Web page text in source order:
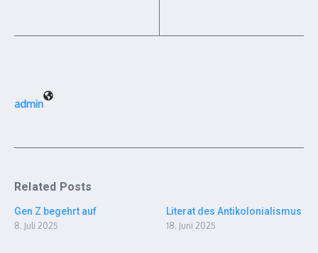
admin
Related Posts
Gen Z begehrt auf
8. Juli 2025
Literat des Antikolonialismus
18. Juni 2025